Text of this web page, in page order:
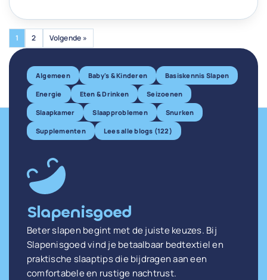
1 2 Volgende »
Algemeen Baby's & Kinderen Basiskennis Slapen
Energie Eten & Drinken Seizoenen
Slaapkamer Slaapproblemen Snurken
Supplementen Lees alle blogs (122)
Slapenisgoed
Beter slapen begint met de juiste keuzes. Bij
Slapenisgoed vind je betaalbaar bedtextiel en
praktische slaaptips die bijdragen aan een
comfortabele en rustige nachtrust.